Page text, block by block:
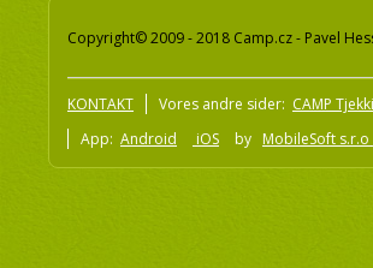
Copyright© 2009 - 2018 Camp.cz - Pavel
KONTAKT Vores andre sider: CAMP
App: Android iOS by MobileSoft s.r.o